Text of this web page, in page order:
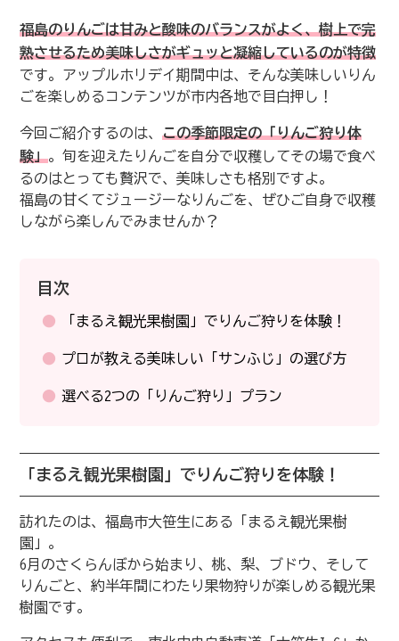
福島のりんごは甘みと酸味のバランスがよく、樹上で完
熟させるため美味しさがギュッと凝縮しているのが特徴
です。アップルホリデイ期間中は、そんな美味しいりん
ごを楽しめるコンテンツが市内各地で目白押し！
今回ご紹介するのは、 この季節限定の「りんご狩り体
験」。旬を迎えたりんごを自分で収穫してその場で食べ
るのはとっても贅沢で、美味しさも格別ですよ。
福島の甘くてジュージーなりんごを、ぜひご自身で収穫
しながら楽しんでみませんか？
目次
「まるえ観光果樹園」でりんご狩りを体験！
プロが教える美味しい「サンふじ」の選び方
選べる2つの「りんご狩り」プラン
「まるえ観光果樹園」でりんご狩りを体験！
訪れたのは、福島市大笹生にある「まるえ観光果樹
園」。
6月のさくらんぼから始まり、桃、梨、ブドウ、そして
りんごと、約半年間にわたり果物狩りが楽しめる観光果
樹園です。